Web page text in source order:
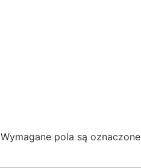
Wymagane pola są oznaczone